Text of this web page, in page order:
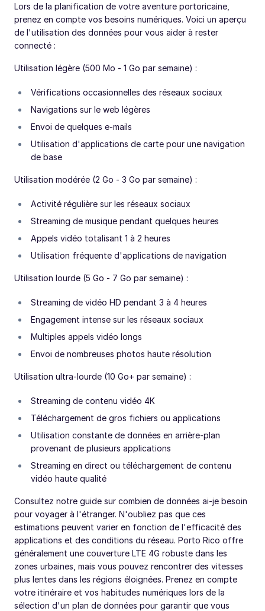
Lors de la planification de votre aventure portoricaine,
prenez en compte vos besoins numériques. Voici un aperçu
de l'utilisation des données pour vous aider à rester
connecté :
Utilisation légère (500 Mo - 1 Go par semaine) :
Vérifications occasionnelles des réseaux sociaux
Navigations sur le web légères
Envoi de quelques e-mails
Utilisation d'applications de carte pour une navigation
de base
Utilisation modérée (2 Go - 3 Go par semaine) :
Activité régulière sur les réseaux sociaux
Streaming de musique pendant quelques heures
Appels vidéo totalisant 1 à 2 heures
Utilisation fréquente d'applications de navigation
Utilisation lourde (5 Go - 7 Go par semaine) :
Streaming de vidéo HD pendant 3 à 4 heures
Engagement intense sur les réseaux sociaux
Multiples appels vidéo longs
Envoi de nombreuses photos haute résolution
Utilisation ultra-lourde (10 Go+ par semaine) :
Streaming de contenu vidéo 4K
Téléchargement de gros fichiers ou applications
Utilisation constante de données en arrière-plan
provenant de plusieurs applications
Streaming en direct ou téléchargement de contenu
vidéo haute qualité
Consultez notre guide sur combien de données ai-je besoin
pour voyager à l'étranger. N'oubliez pas que ces
estimations peuvent varier en fonction de l'efficacité des
applications et des conditions du réseau. Porto Rico offre
généralement une couverture LTE 4G robuste dans les
zones urbaines, mais vous pouvez rencontrer des vitesses
plus lentes dans les régions éloignées. Prenez en compte
votre itinéraire et vos habitudes numériques lors de la
sélection d'un plan de données pour garantir que vous